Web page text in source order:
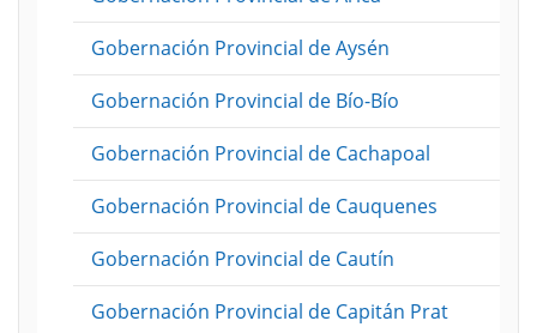
Gobernación Provincial de Aysén
Gobernación Provincial de Bío-Bío
Gobernación Provincial de Cachapoal
Gobernación Provincial de Cauquenes
Gobernación Provincial de Cautín
Gobernación Provincial de Capitán Prat